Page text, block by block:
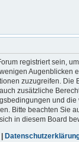
registriert sein,
Augenblicken
zuzugreifen. Die
zusätzliche
und die
Bitte beachten Sie
in diesem Board
|